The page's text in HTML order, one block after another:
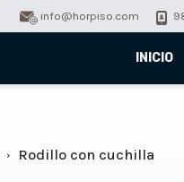
info@horpiso.com
INICIO
Rodillo con cuchilla